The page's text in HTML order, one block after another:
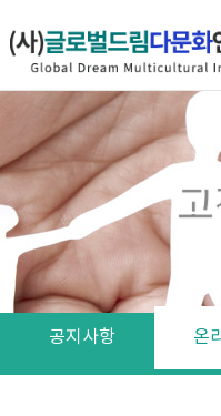
공지사항 온